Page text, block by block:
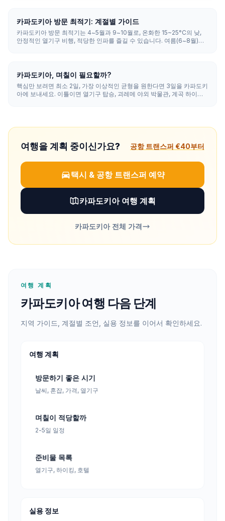
카파도키아 방문 최적기: 계절별 가이드
카파도키아 방문 최적기는 4~5월과 9~10월로, 온화한 15~25°C의 낮,
안정적인 열기구 비행, 적당한 인파를 즐길 수 있습니다. 여름(6~8월)은
카파도키아, 며칠이 필요할까?
핵심만 보려면 최소 2일, 가장 이상적인 균형을 원한다면 3일을 카파도키
아에 보내세요. 이틀이면 열기구 탑승, 괴레메 야외 박물관, 계곡 하이킹
여행을 계획 중이신가요? 공항 트랜스퍼 €40부터
택시 & 공항 트랜스퍼 예약
카파도키아 여행 계획
카파도키아 전체 가격
여행 계획
카파도키아 여행 다음 단계
지역 가이드, 계절별 조언, 실용 정보를 이어서 확인하세요.
여행 계획
방문하기 좋은 시기
날씨, 혼잡, 가격, 열기구
며칠이 적당할까
2-5일 일정
준비물 목록
열기구, 하이킹, 호텔
실용 정보